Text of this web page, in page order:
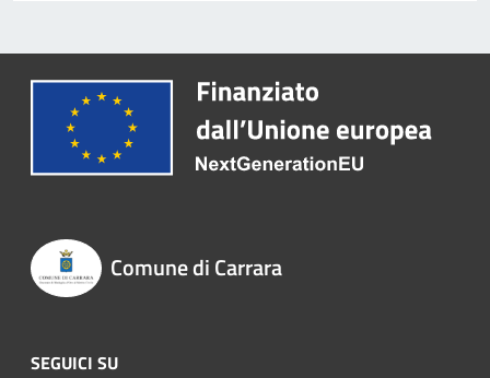
Comune di Carrara
SEGUICI SU